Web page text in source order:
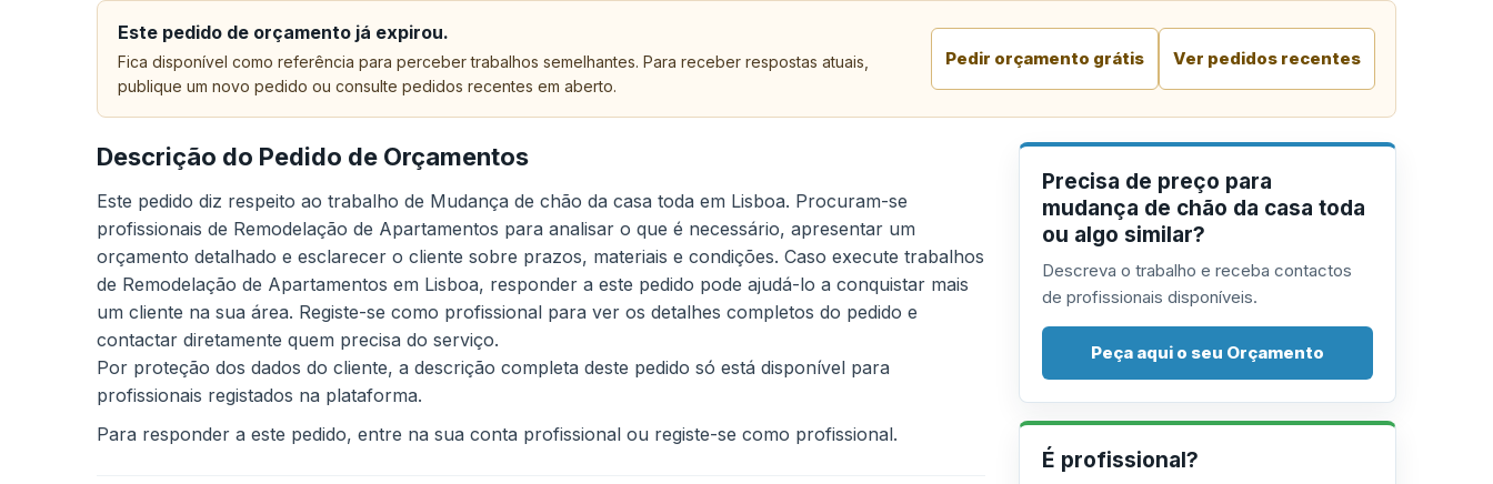
Este pedido de orçamento já expirou.
Fica disponível como referência para perceber trabalhos semelhantes. Para receber respostas atuais,
publique um novo pedido ou consulte pedidos recentes em aberto.
Pedir orçamento grátis Ver pedidos recentes
Descrição do Pedido de Orçamentos
Este pedido diz respeito ao trabalho de Mudança de chão da casa toda em Lisboa. Procuram-se
profissionais de Remodelação de Apartamentos para analisar o que é necessário, apresentar um
orçamento detalhado e esclarecer o cliente sobre prazos, materiais e condições. Caso execute trabalhos
de Remodelação de Apartamentos em Lisboa, responder a este pedido pode ajudá-lo a conquistar mais
um cliente na sua área. Registe-se como profissional para ver os detalhes completos do pedido e
contactar diretamente quem precisa do serviço.
Por proteção dos dados do cliente, a descrição completa deste pedido só está disponível para
profissionais registados na plataforma.
Para responder a este pedido, entre na sua conta profissional ou registe-se como profissional.
Precisa de preço para
mudança de chão da casa toda
ou algo similar?
Descreva o trabalho e receba contactos
de profissionais disponíveis.
Peça aqui o seu Orçamento
É profissional?